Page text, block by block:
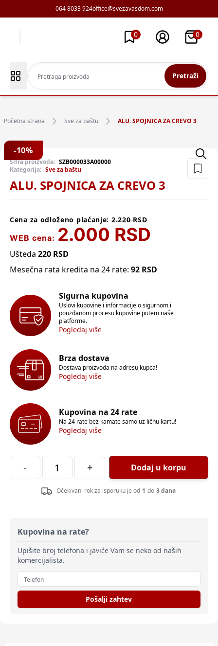
064 8033 924office@svezavasdom.com
0 0
Pretraži
Početna strana Sve za baštu ALU. SPOJNICA ZA CREVO 3
-10%
Šifra proizvoda: SZB000033A00000
Kategorija: Sve za baštu
ALU. SPOJNICA ZA CREVO 3
Cena za odloženo plaćanje: 2.220RSD
WEB cena: 2.000 RSD
Ušteda 220 RSD
Mesečna rata kredita na 24 rate: 92 RSD
Sigurna kupovina
Uslovi kupovine i informacije o sigurnom i
pouzdanom procesu kupovine putem naše
platforme.
Pogledaj više
Brza dostava
Dostava proizvoda na adresu kupca!
Pogledaj više
Kupovina na 24 rate
Na 24 rate bez kamate samo uz ličnu kartu!
Pogledaj više
- + Dodaj u korpu
Očekivani rok za isporuku je od 1 do 3 dana
Kupovina na rate?
Upišite broj telefona i javiće Vam se neko od naših
komercijalista.
Pošalji zahtev